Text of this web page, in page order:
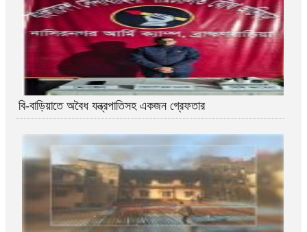
বি-বাড়িয়াতে অবৈধ যন্ত্রপাতিসহ একজন গ্রেফতার